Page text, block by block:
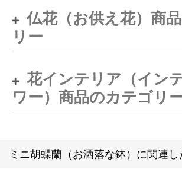
仏花（お供え花）商
リー
花インテリア（イン
ワー）商品のカテゴリ
ミニ胡蝶蘭（お洒落な鉢）に関連